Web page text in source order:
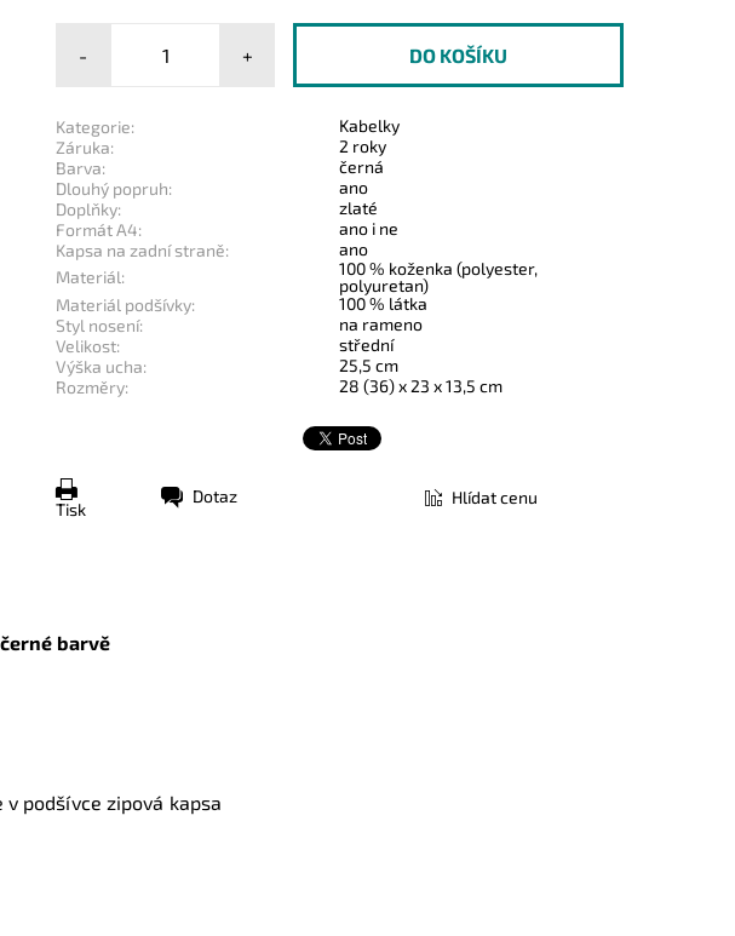
- +
Kategorie:
Kabelky
Záruka:
2 roky
Barva:
černá
Dlouhý popruh:
ano
Doplňky:
zlaté
Formát A4:
ano i ne
Kapsa na zadní straně:
ano
Materiál:
100 % koženka (polyester,
polyuretan)
Materiál podšívky:
100 % látka
Styl nosení:
na rameno
Velikost:
střední
Výška ucha:
25,5 cm
Rozměry:
28 (36) x 23 x 13,5 cm
Tisk
Dotaz Hlídat cenu
barvě
podšívce zipová kapsa